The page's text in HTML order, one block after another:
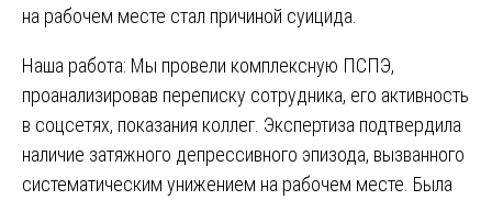
на рабочем месте стал причиной суицида.
Наша работа: Мы провели комплексную ПСПЭ,
проанализировав переписку сотрудника, его активность
в соцсетях, показания коллег. Экспертиза подтвердила
наличие затяжного депрессивного эпизода, вызванного
систематическим унижением на рабочем месте. Была